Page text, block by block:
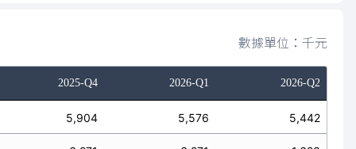
數據單位：千元
2025-Q4 2026-Q1 2026-Q2
5,904 5,576 5,442